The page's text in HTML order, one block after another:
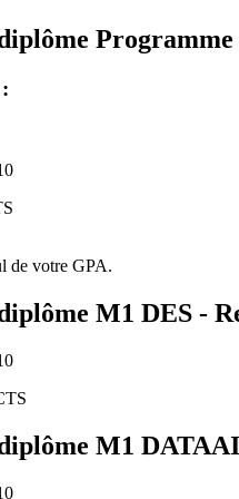
Programme
de votre GPA.
M1 DES -
M1